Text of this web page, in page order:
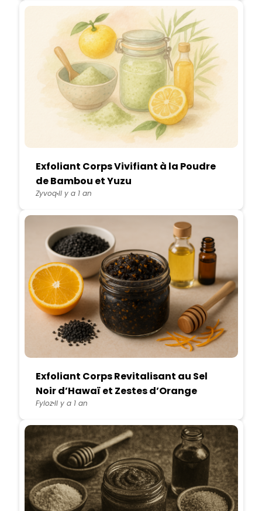
Exfoliant Corps Vivifiant à la Poudre
de Bambou et Yuzu
ZyvoqIl y a 1 an
Exfoliant Corps Revitalisant au Sel
Noir d’Hawaï et Zestes d’Orange
FylozIl y a 1 an